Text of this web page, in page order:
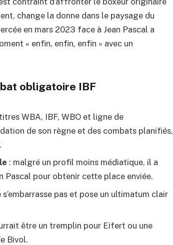
change la donne dans le paysage du
en mars 2023 face à Jean Pascal a
« enfin, enfin, enfin » avec un
obligatoire IBF
WBA, IBF, WBO et ligne de
de son règne et des combats planifiés,
: malgré un profil moins médiatique, il a
Pascal pour obtenir cette place enviée.
pas et pose un ultimatum clair
être un tremplin pour Eifert ou une
Bivol.